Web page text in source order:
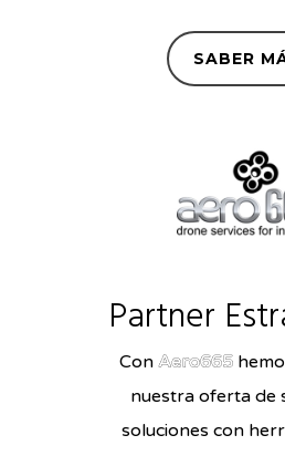
SABER
Partner
Con Aero665
nuestra oferta de
soluciones con